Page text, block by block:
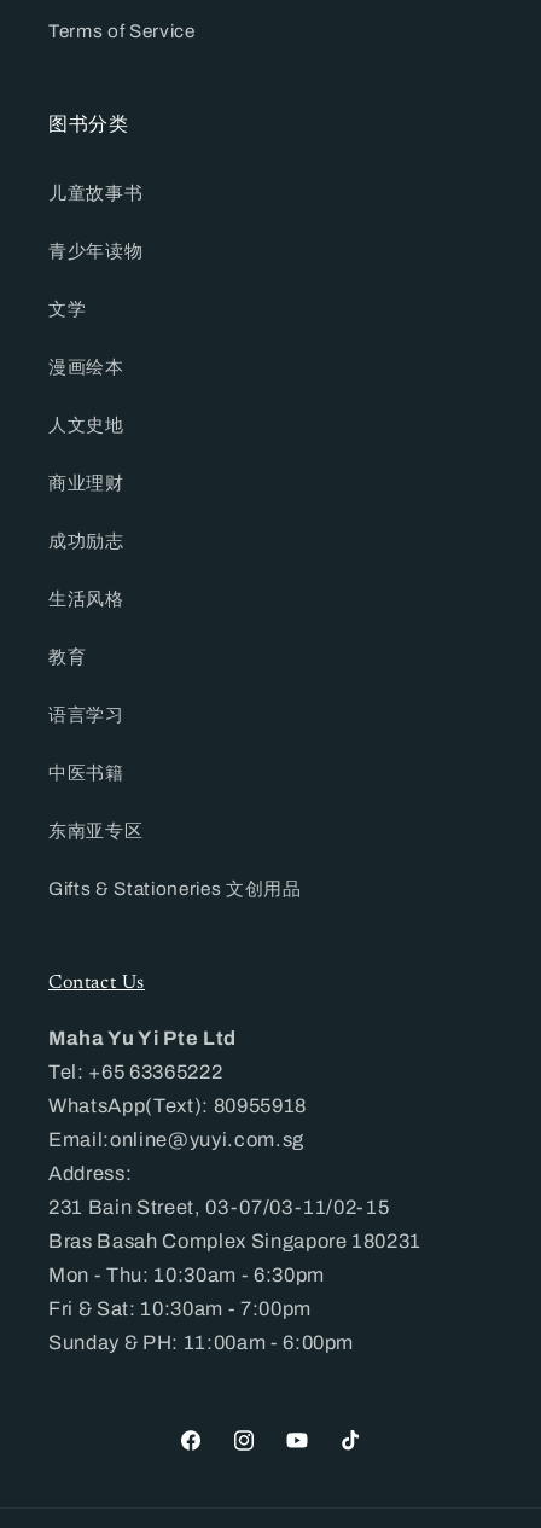
Terms of Service
图书分类
儿童故事书
青少年读物
文学
漫画绘本
人文史地
商业理财
成功励志
生活风格
教育
语言学习
中医书籍
东南亚专区
Gifts & Stationeries 文创用品
Contact Us
Maha Yu Yi Pte Ltd
Tel: +65 63365222
WhatsApp(Text): 80955918
Email:online@yuyi.com.sg
Address:
231 Bain Street, 03-07/03-11/02-15
Bras Basah Complex Singapore 180231
Mon - Thu: 10:30am - 6:30pm
Fri & Sat: 10:30am - 7:00pm
Sunday & PH: 11:00am - 6:00pm
FacebookInstagramYouTubeTikTok